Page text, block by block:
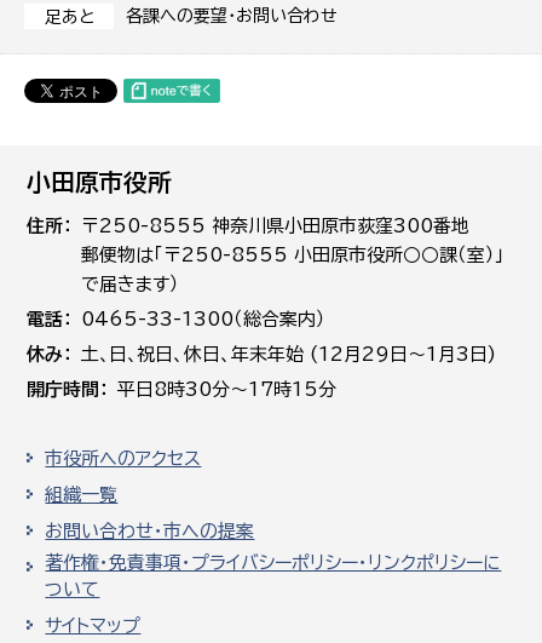
足あと 各課への要望・お問い合わせ
小田原市役所
住所
〒250-8555 神奈川県小田原市荻窪300番地
郵便物は「〒250-8555 小田原市役所○○課（室）」
で届きます）
電話
0465-33-1300（総合案内）
休み
土､日､祝日、休日、年末年始 (12月29日～1月3日)
開庁時間
平日8時30分～17時15分
市役所へのアクセス
組織一覧
お問い合わせ・市への提案
著作権・免責事項・プライバシーポリシー・リンクポリシーに
ついて
サイトマップ